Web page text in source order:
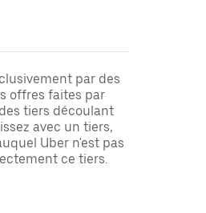
par des
offres faites par
tiers découlant
avec un tiers,
Uber n'est pas
ce tiers.